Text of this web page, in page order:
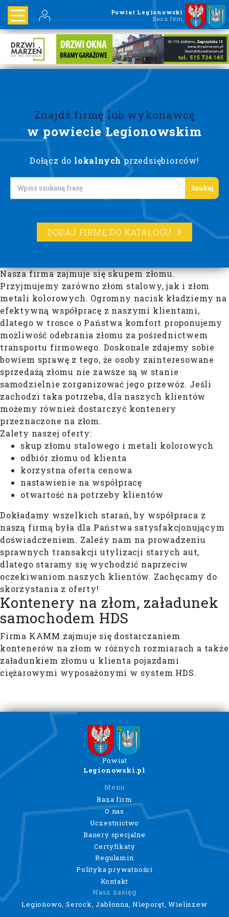
Powiat Legionowski
Baza firm
Znajdź firmę lub wykonawcę
w powiecie Legionowskim
Dołącz do lokalnych przedsiębiorców!
Lorem ipsum
DODAJ FIRMĘ DO KATALOGU
Nasza firma zajmuje się skupem złomu.
Przyjmujemy zarówno złom stalowy, jak i złom
metali kolorowych. Ogromny nacisk kładziemy na
efektywną współpracę z naszymi klientami,
dlatego w trosce o Państwa komfort proponujemy
możliwość odebrania złomu za pośrednictwem
transportu firmowego. Doskonale zdajemy sobie
bowiem sprawę z tego, że osoby zainteresowane
sprzedażą złomu nie zawsze są w stanie
samodzielnie zorganizować jego przewóz. Jeśli
zachodzi taka potrzeba, dla naszych klientów
możemy również dostarczyć kontenery
przeznaczone na złom.
Zalety naszej oferty:
skup złomu stalowego i metali kolorowych
odbiór złomu od klienta
korzystna oferta cenowa
nastawienie na współpracę
otwartość na potrzeby klientów
Dokładamy wszelkich starań, by współpraca z
naszą firmą była dla Państwa satysfakcjonującym
doświadczeniem. Zależy nam na prowadzeniu
sprawnych transakcji utylizacji starych aut,
dlatego staramy się wychodzić naprzeciw
oczekiwaniom naszych klientów. Zachęcamy do
skorzystania z oferty!
Kontenery na złom, załadunek
samochodem HDS
Firma KAMM zajmuje się dostarczaniem
kontenerów na złom w różnych rozmiarach a także
załadunkiem złomu u klienta pojazdami
ciężarowymi wyposażonymi w system HDS.
Powiat
Legionowski.pl
Menu
Baza firm
O nas
Uczestnictwo
Banery specjalne
Certyfikaty
Regulamin
Polityka prywatności
Kontakt
Nasz zasięg
Legionowo, Serock, Jabłonna, Nieporęt, Wieliszew